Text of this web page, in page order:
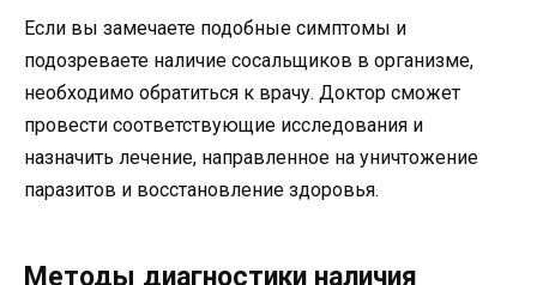
Если вы замечаете подобные симптомы и
подозреваете наличие сосальщиков в организме,
необходимо обратиться к врачу. Доктор сможет
провести соответствующие исследования и
назначить лечение, направленное на уничтожение
паразитов и восстановление здоровья.
Методы диагностики наличия